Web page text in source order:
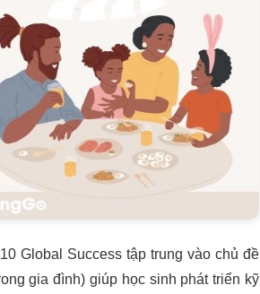
Global Success tập trung vào chủ đề
gia đình) giúp học sinh phát triển kỹ